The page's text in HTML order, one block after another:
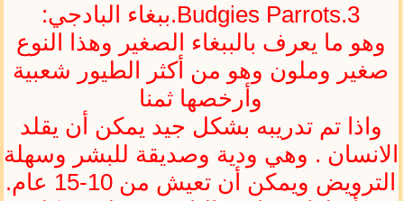
Budgies Parrots.3.ببغاء البادجي:
وهو ما يعرف بالببغاء الصغير وهذا النوع
صغير وملون وهو من أكثر الطيور شعبية
وأرخصها ثمنا
واذا تم تدريبه بشكل جيد يمكن أن يقلد
الانسان . وهي ودية وصديقة للبشر وسهلة
الترويض ويمكن أن تعيش من 10-15 عام.